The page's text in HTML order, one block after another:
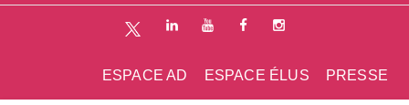
PRESSE
ESPACE ÉLUS
ESPACE AD